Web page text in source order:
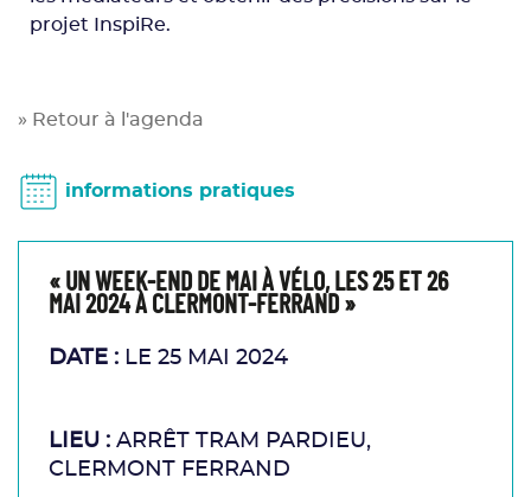
projet InspiRe.
» Retour à l'agenda
informations pratiques
« UN WEEK-END DE MAI À VÉLO, LES 25 ET 26
MAI 2024 À CLERMONT-FERRAND »
DATE : LE 25 MAI 2024
LIEU : ARRÊT TRAM PARDIEU,
CLERMONT FERRAND